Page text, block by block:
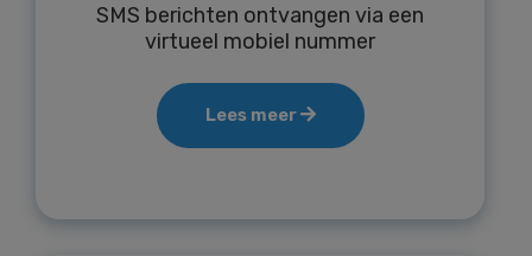
SMS berichten ontvangen via een
virtueel mobiel nummer
Lees meer